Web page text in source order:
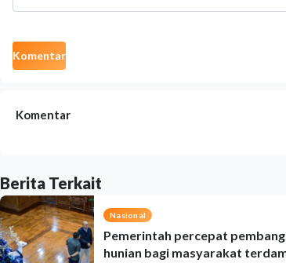
Komentar
Komentar
Berita Terkait
Nasional
Pemerintah percepat
hunian bagi masyarakat